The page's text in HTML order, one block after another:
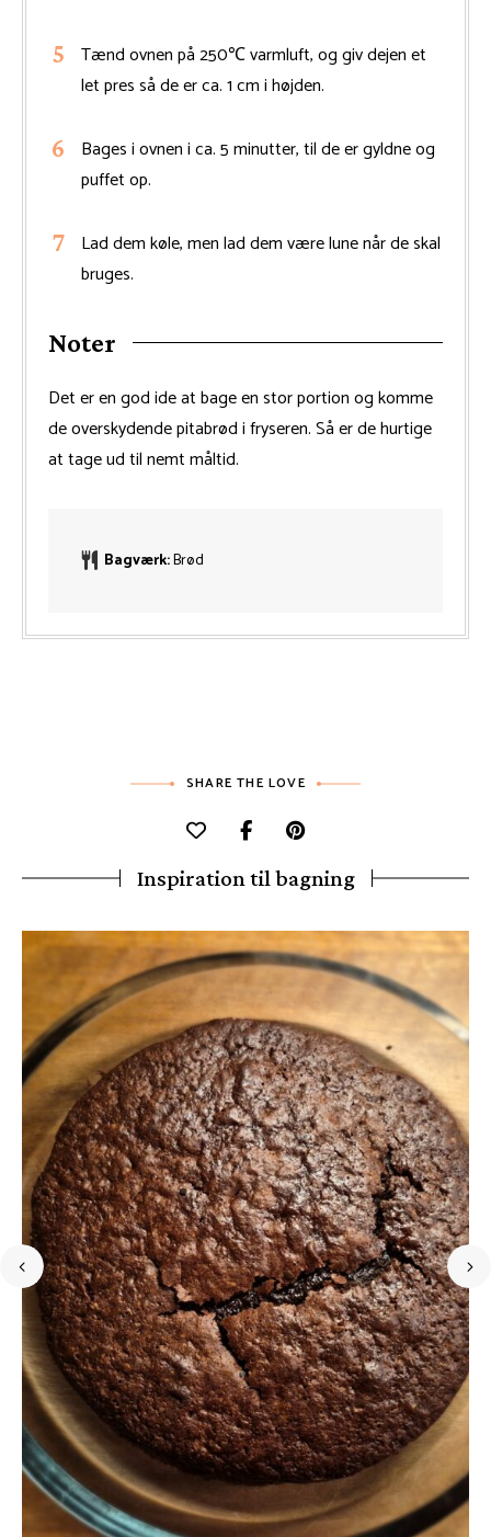
Tænd ovnen på 250℃ varmluft, og giv dejen et
let pres så de er ca. 1 cm i højden.
Bages i ovnen i ca. 5 minutter, til de er gyldne og
puffet op.
Lad dem køle, men lad dem være lune når de skal
bruges.
Noter
Det er en god ide at bage en stor portion og komme
de overskydende pitabrød i fryseren. Så er de hurtige
at tage ud til nemt måltid.
Bagværk:Brød
SHARE THE LOVE
Inspiration til bagning